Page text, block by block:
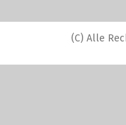
(C) Alle